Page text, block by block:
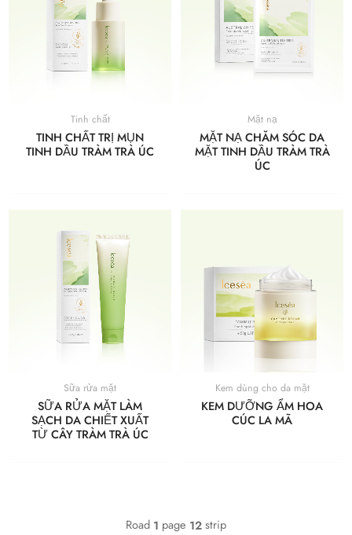
Tinh chất
TINH CHẤT TRỊ MỤN
TINH DẦU TRÀM TRÀ ÚC
Mặt nạ
MẶT NẠ CHĂM SÓC DA
MẶT TINH DẦU TRÀM TRÀ
ÚC
Sữa rửa mặt
SỮA RỬA MẶT LÀM
SẠCH DA CHIẾT XUẤT
TỪ CÂY TRÀM TRÀ ÚC
Kem dùng cho da mặt
KEM DƯỠNG ẨM HOA
CÚC LA MÃ
Road 1 page 12strip